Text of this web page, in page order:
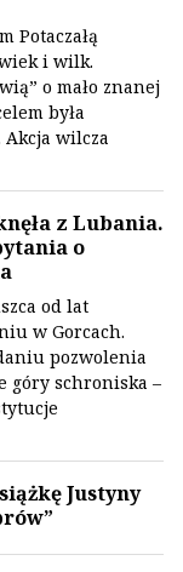
Potaczałą
i wilk.
o mało znanej
była
wilcza
z Lubania.
o
od lat
w Gorcach.
pozwolenia
góry schroniska –
Justyny